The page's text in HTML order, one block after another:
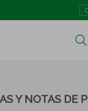
Y NOTAS DE